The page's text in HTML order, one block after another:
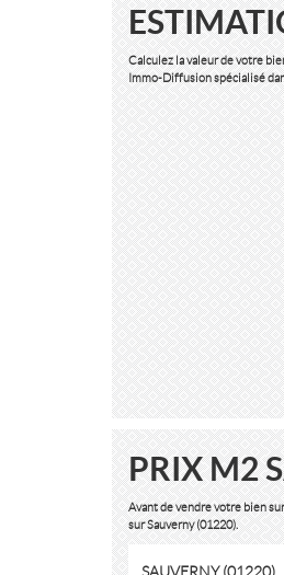
Calculez la valeur de votre
Immo-Diffusion spécialisé
PRIX M2
Avant de vendre votre bien
sur Sauverny (01220).